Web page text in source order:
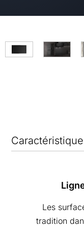
Les
tradition